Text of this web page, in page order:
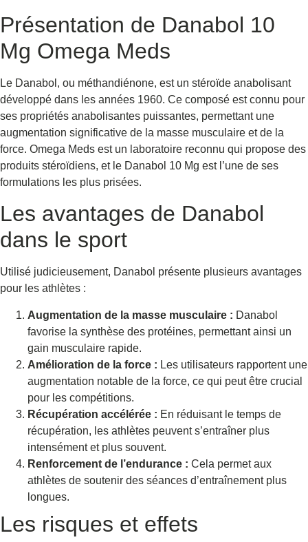
Présentation de Danabol 10
Mg Omega Meds
Le Danabol, ou méthandiénone, est un stéroïde anabolisant
développé dans les années 1960. Ce composé est connu pour
ses propriétés anabolisantes puissantes, permettant une
augmentation significative de la masse musculaire et de la
force. Omega Meds est un laboratoire reconnu qui propose des
produits stéroïdiens, et le Danabol 10 Mg est l’une de ses
formulations les plus prisées.
Les avantages de Danabol
dans le sport
Utilisé judicieusement, Danabol présente plusieurs avantages
pour les athlètes :
Augmentation de la masse musculaire : Danabol
favorise la synthèse des protéines, permettant ainsi un
gain musculaire rapide.
Amélioration de la force : Les utilisateurs rapportent une
augmentation notable de la force, ce qui peut être crucial
pour les compétitions.
Récupération accélérée : En réduisant le temps de
récupération, les athlètes peuvent s’entraîner plus
intensément et plus souvent.
Renforcement de l’endurance : Cela permet aux
athlètes de soutenir des séances d’entraînement plus
longues.
Les risques et effets